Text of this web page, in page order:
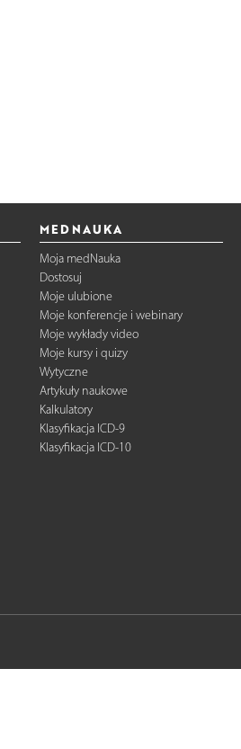
MEDNAUKA
Moja medNauka
Dostosuj
Moje ulubione
Moje konferencje i webinary
Moje wykłady video
Moje kursy i quizy
Wytyczne
Artykuły naukowe
Kalkulatory
Klasyfikacja ICD-9
Klasyfikacja ICD-10